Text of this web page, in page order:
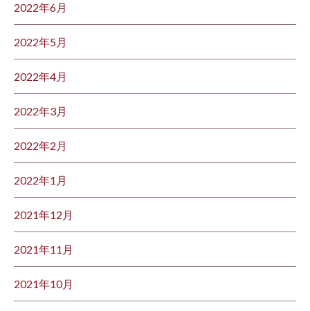
2022年6月
2022年5月
2022年4月
2022年3月
2022年2月
2022年1月
2021年12月
2021年11月
2021年10月